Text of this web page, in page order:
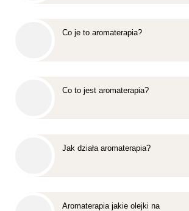
Co je to aromaterapia?
Co to jest aromaterapia?
Jak działa aromaterapia?
Aromaterapia jakie olejki na